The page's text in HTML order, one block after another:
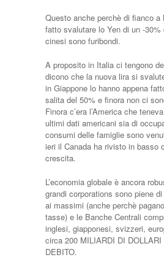
Questo anche perchè di fianco a
fatto svalutare lo Yen di un -30%
cinesi sono furibondi.
A proposito in Italia ci tengono
dicono che la nuova lira si
in Giappone lo hanno appena
salita del 50% e finora non ci
Finora c’era l’America che
ultimi dati americani sia di
consumi delle famiglie sono
ieri il Canada ha rivisto in basso
crescita.
L’economia globale è ancora
grandi corporations sono piene
ai massimi (anche perchè
tasse) e le Banche Centrali
inglesi, giapponesi, svizzeri,
circa 200 MILIARDI DI
DEBITO.